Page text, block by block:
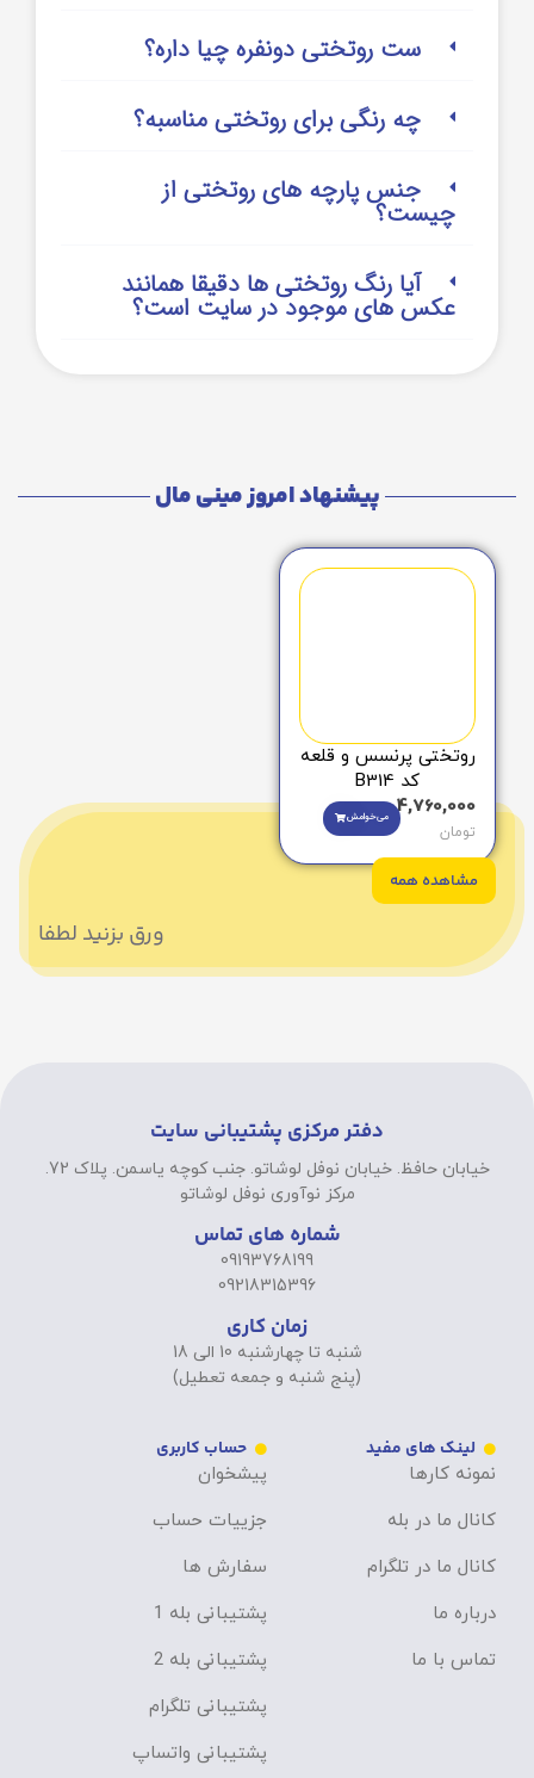
ست روتختی دونفره چیا داره؟
چه رنگی برای روتختی مناسبه؟
جنس پارچه های روتختی از
چیست؟
آیا رنگ روتختی ها دقیقا همانند
عکس های موجود در سایت است؟
پیشنهاد امروز مینی مال
روتختی پرنسس و قلعه
کد B314
4,760,000
تومان
می‌خوامش
مشاهده همه
ورق بزنید لطفا
دفتر مرکزی پشتیبانی سایت
خیابان حافظ. خیابان نوفل لوشاتو. جنب کوچه یاسمن. پلاک 72.
مرکز نوآوری نوفل لوشاتو
شماره های تماس
09193768199
09218315396
زمان کاری
شنبه تا چهارشنبه 10 الی 18
(پنج شنبه و جمعه تعطیل)
لینک های مفید
نمونه کارها
کانال ما در بله
کانال ما در تلگرام
درباره ما
تماس با ما
حساب کاربری
پیشخوان
جزییات حساب
سفارش ها
پشتیبانی بله 1
پشتیبانی بله 2
پشتیبانی تلگرام
پشتیبانی واتساپ